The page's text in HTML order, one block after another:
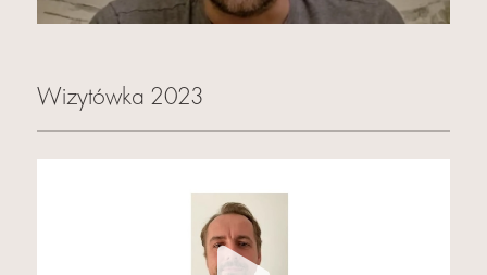
Wizytówka 2023